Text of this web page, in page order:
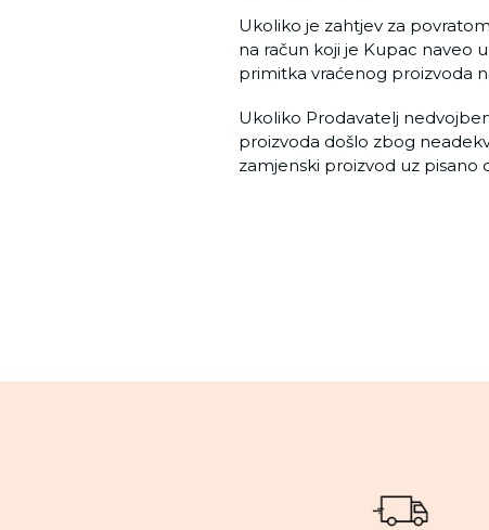
Ukoliko je zahtjev za
na račun koji je Kupac naveo
primitka vraćenog proizvoda
Ukoliko Prodavatelj
proizvoda došlo zbog
zamjenski proizvod uz pisano